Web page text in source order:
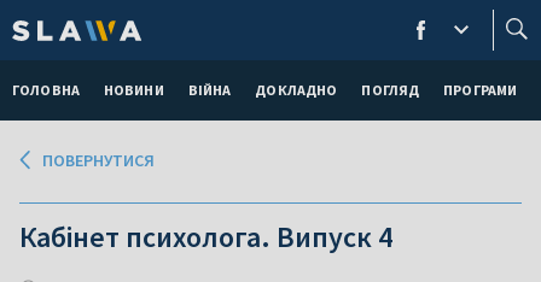
ГОЛОВНА НОВИНИ ВІЙНА ДОКЛАДНО ПОГЛЯД ПРОГРАМИ
ПОВЕРНУТИСЯ
Кабінет психолога. Випуск 4